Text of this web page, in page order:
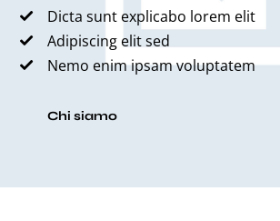
Dicta sunt explicabo lorem elit
Adipiscing elit sed
Nemo enim ipsam voluptatem
Chi siamo